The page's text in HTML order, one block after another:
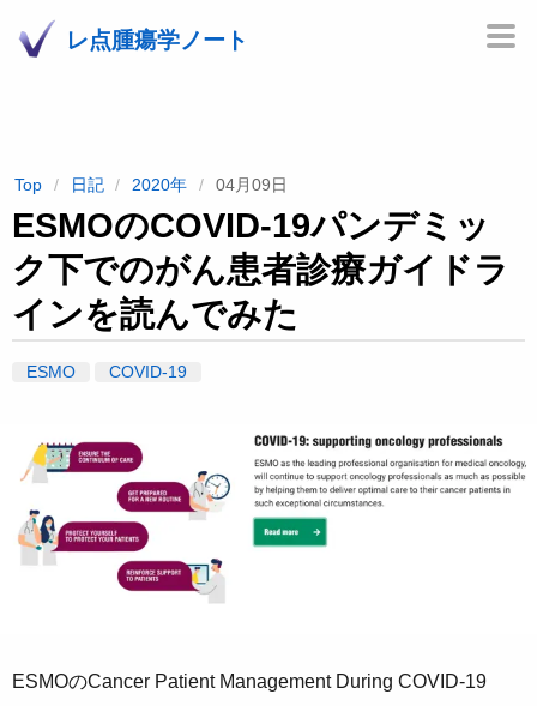
レ点腫瘍学ノート
Top 日記 2020年 04月09日
ESMOのCOVID-19パンデミッ
ク下でのがん患者診療ガイドラ
インを読んでみた
ESMO COVID-19
ESMOのCancer Patient Management During COVID-19